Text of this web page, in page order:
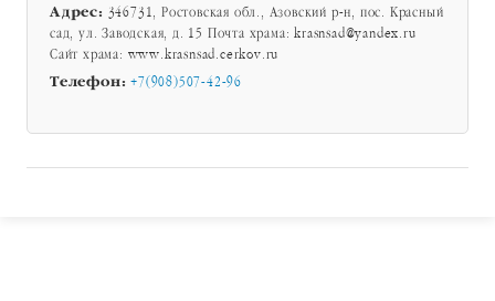
Адрес: 346731, Ростовская обл., Азовский р-н, пос. Красный
сад, ул. Заводская, д. 15 Почта храма: krasnsad@yandex.ru
Сайт храма: www.krasnsad.cerkov.ru
Телефон: +7(908)507-42-96